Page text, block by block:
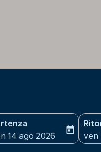
departure-
14 ago 2026
today
fc-
ven